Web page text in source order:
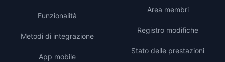
Funzionalità
Metodi di integrazione
App mobile
Area membri
Registro modifiche
Stato delle prestazioni